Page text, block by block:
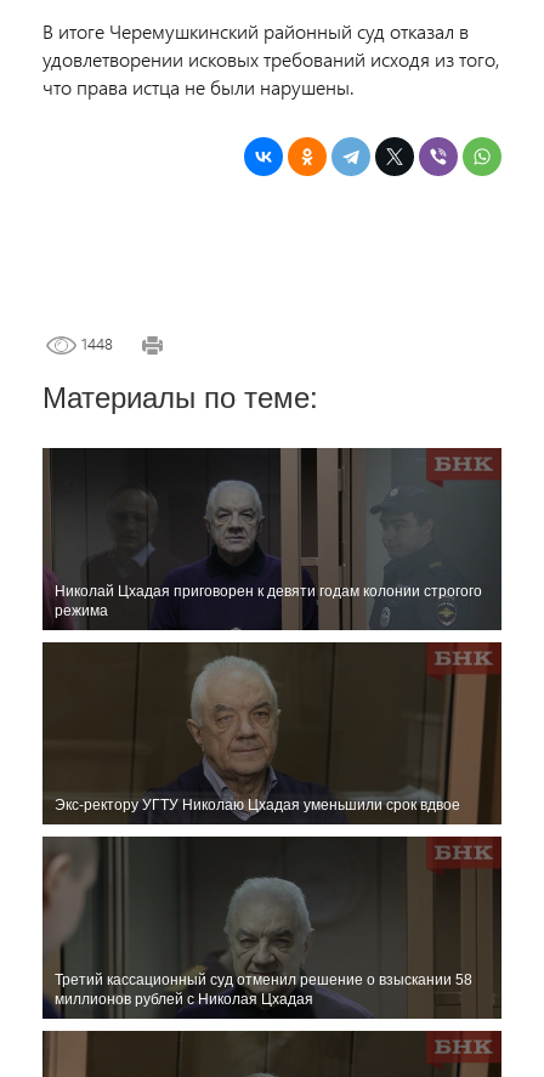
В итоге Черемушкинский районный суд отказал в
удовлетворении исковых требований исходя из того,
что права истца не были нарушены.
1448
Материалы по теме:
Николай Цхадая приговорен к девяти годам колонии строгого
режима
Экс-ректору УГТУ Николаю Цхадая уменьшили срок вдвое
Третий кассационный суд отменил решение о взыскании 58
миллионов рублей с Николая Цхадая